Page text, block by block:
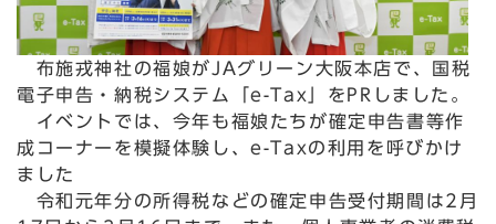
布施戎神社の福娘がJAグリーン大阪本店で、国税
電子申告・納税システム「e-Tax」をPRしました。
イベントでは、今年も福娘たちが確定申告書等作
成コーナーを模擬体験し、e-Taxの利用を呼びかけ
ました
令和元年分の所得税などの確定申告受付期間は2月